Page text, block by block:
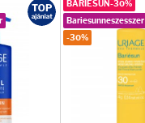
BARIESUN-30%
Bariesunneszesszer
-30%